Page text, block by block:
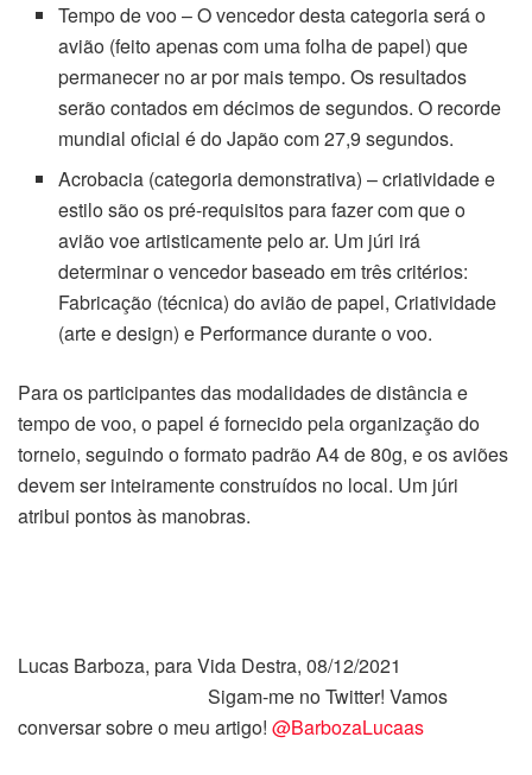
Tempo de voo – O vencedor desta categoria será o
avião (feito apenas com uma folha de papel) que
permanecer no ar por mais tempo. Os resultados
serão contados em décimos de segundos. O recorde
mundial oficial é do Japão com 27,9 segundos.
Acrobacia (categoria demonstrativa) – criatividade e
estilo são os pré-requisitos para fazer com que o
avião voe artisticamente pelo ar. Um júri irá
determinar o vencedor baseado em três critérios:
Fabricação (técnica) do avião de papel, Criatividade
(arte e design) e Performance durante o voo.
Para os participantes das modalidades de distância e
tempo de voo, o papel é fornecido pela organização do
torneio, seguindo o formato padrão A4 de 80g, e os aviões
devem ser inteiramente construídos no local. Um júri
atribui pontos às manobras.
Lucas Barboza, para Vida Destra, 08/12/2021
Sigam-me no Twitter! Vamos
conversar sobre o meu artigo! @BarbozaLucaas